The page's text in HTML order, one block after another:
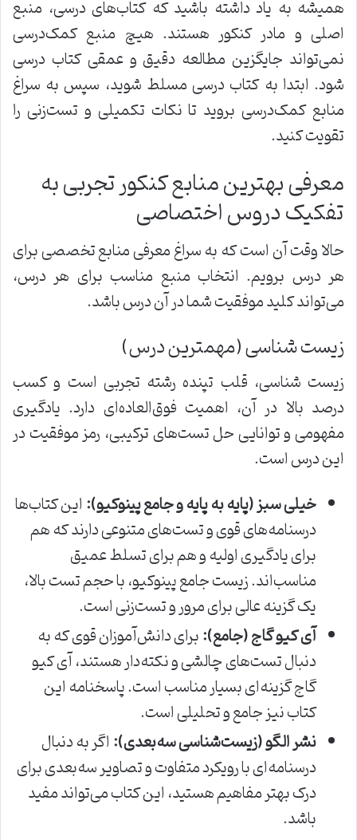
همیشه به یاد داشته باشید که کتاب‌های درسی، منبع
اصلی و مادر کنکور هستند. هیچ منبع کمک‌درسی
نمی‌تواند جایگزین مطالعه دقیق و عمقی کتاب درسی
شود. ابتدا به کتاب درسی مسلط شوید، سپس به سراغ
منابع کمک‌درسی بروید تا نکات تکمیلی و تست‌زنی را
تقویت کنید.
معرفی بهترین منابع کنکور تجربی به
تفکیک دروس اختصاصی
حالا وقت آن است که به سراغ معرفی منابع تخصصی برای
هر درس برویم. انتخاب منبع مناسب برای هر درس،
می‌تواند کلید موفقیت شما در آن درس باشد.
زیست شناسی (مهمترین درس)
زیست شناسی، قلب تپنده رشته تجربی است و کسب
درصد بالا در آن، اهمیت فوق‌العاده‌ای دارد. یادگیری
مفهومی و توانایی حل تست‌های ترکیبی، رمز موفقیت در
این درس است.
خیلی سبز (پایه به پایه و جامع پینوکیو):این کتاب‌ها
درسنامه‌های قوی و تست‌های متنوعی دارند که هم
برای یادگیری اولیه و هم برای تسلط عمیق
مناسب‌اند. زیست جامع پینوکیو، با حجم تست بالا،
یک گزینه عالی برای مرور و تست‌زنی است.
آی کیو گاج (جامع):برای دانش‌آموزان قوی که به
دنبال تست‌های چالشی و نکته‌دار هستند، آی کیو
گاج گزینه‌ای بسیار مناسب است. پاسخنامه این
کتاب نیز جامع و تحلیلی است.
نشر الگو (زیست‌شناسی سه‌بعدی):اگر به دنبال
درسنامه‌ای با رویکرد متفاوت و تصاویر سه‌بعدی برای
درک بهتر مفاهیم هستید، این کتاب می‌تواند مفید
باشد.